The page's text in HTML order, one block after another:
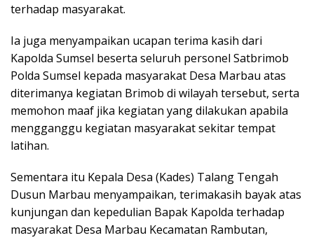
terhadap masyarakat.
Ia juga menyampaikan ucapan terima kasih dari
Kapolda Sumsel beserta seluruh personel Satbrimob
Polda Sumsel kepada masyarakat Desa Marbau atas
diterimanya kegiatan Brimob di wilayah tersebut, serta
memohon maaf jika kegiatan yang dilakukan apabila
mengganggu kegiatan masyarakat sekitar tempat
latihan.
Sementara itu Kepala Desa (Kades) Talang Tengah
Dusun Marbau menyampaikan, terimakasih bayak atas
kunjungan dan kepedulian Bapak Kapolda terhadap
masyarakat Desa Marbau Kecamatan Rambutan,